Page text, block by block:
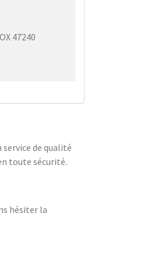
47240
service de qualité
toute sécurité.
hésiter la